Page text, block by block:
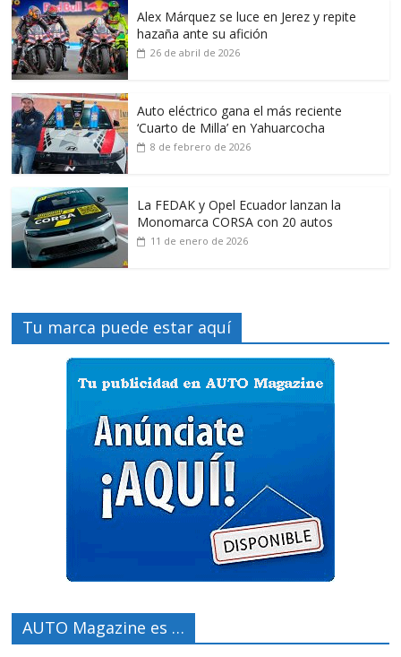
Alex Márquez se luce en Jerez y repite
hazaña ante su afición
26 de abril de 2026
Auto eléctrico gana el más reciente
‘Cuarto de Milla’ en Yahuarcocha
8 de febrero de 2026
La FEDAK y Opel Ecuador lanzan la
Monomarca CORSA con 20 autos
11 de enero de 2026
Tu marca puede estar aquí
AUTO Magazine es …